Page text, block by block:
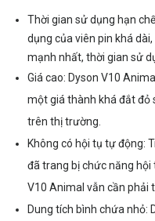
Thời gian sử dụng hạn
dụng của viên pin khá
mạnh nhất, thời gian sử
Giá cao: Dyson V10
một giá thành khá đắt đỏ
trên thị trường.
Không có hội tụ tự động:
đã trang bị chức năng hội
V10 Animal vẫn cần phải
Dung tích bình chứa nhỏ: